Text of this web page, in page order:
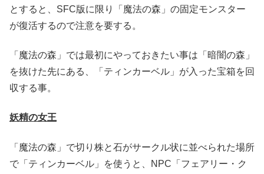
とすると、SFC版に限り「魔法の森」の固定モンスター
が復活するので注意を要する。
「魔法の森」では最初にやっておきたい事は「暗闇の森」
を抜けた先にある、「ティンカーベル」が入った宝箱を回
収する事。
妖精の女王
「魔法の森」で切り株と石がサークル状に並べられた場所
で「ティンカーベル」を使うと、NPC「フェアリー・ク